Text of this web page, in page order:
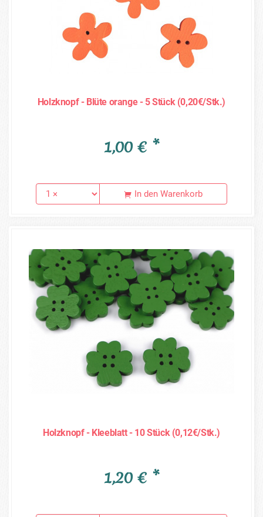
Holzknopf - Blüte orange - 5 Stück (0,20€/Stk.)
1,00 € *
In den Warenkorb
Holzknopf - Kleeblatt - 10 Stück (0,12€/Stk.)
1,20 € *